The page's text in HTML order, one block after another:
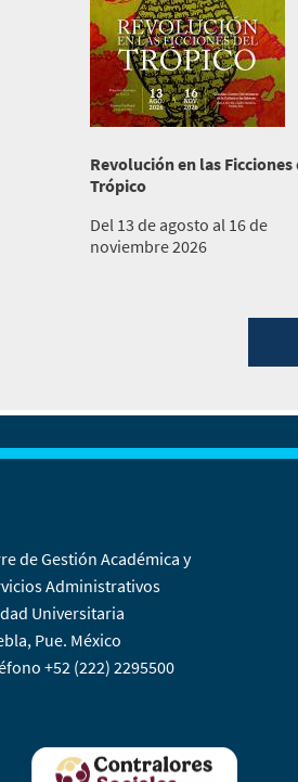
Revolución en las Ficciones
Trópico
Del 13 de agosto al 16 de
noviembre 2026
de Gestión Académica y
Administrativos
Universitaria
Pue. México
+52 (222) 2295500